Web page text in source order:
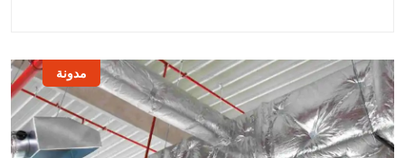
مدونة